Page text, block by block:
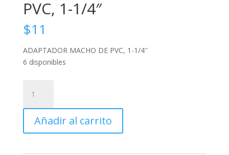
PVC, 1-1/4″
$11
ADAPTADOR MACHO DE PVC, 1-1/4″
6 disponibles
MACHO
DE
PVC,
1-
Añadir al carrito